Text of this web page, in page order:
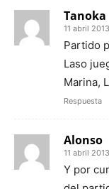
Tanoka
11 abril
Partido
Laso
Marina,
Respuesta
Alonso
11 abril
Y por